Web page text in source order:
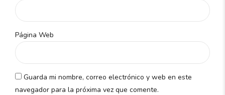
Página Web
Guarda mi nombre, correo electrónico y web en este
navegador para la próxima vez que comente.